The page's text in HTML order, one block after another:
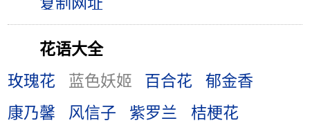
花语大全
玫瑰花
蓝色妖姬 百合花
郁金香
康乃馨
风信子 紫罗兰
桔梗花